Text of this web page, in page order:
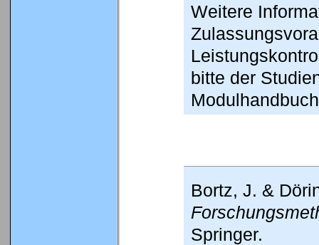
Weitere
bitte der
Bortz, J. &
Springer.